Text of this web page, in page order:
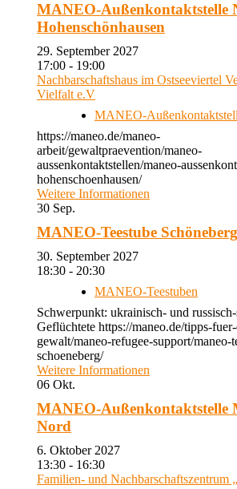
MANEO-Außenkontaktstelle
Hohenschönhausen
29. September 2027
17:00 - 19:00
Nachbarschaftshaus im Ostseeviertel
Vielfalt e.V
MANEO-
https://maneo.de/maneo-
arbeit/gewaltpraevention/maneo-
aussenkontaktstellen/maneo-
hohenschoenhausen/
Weitere Informationen
30 Sep.
MANEO-Teestube Schöneberg
30. September 2027
18:30 - 20:30
MANEO-Teestuben
Schwerpunkt: ukrainisch- und
Geflüchtete https://maneo.de/tipps-
gewalt/maneo-refugee-support/maneo-
schoeneberg/
Weitere Informationen
06 Okt.
MANEO-Außenkontaktstelle
Nord
6. Oktober 2027
13:30 - 16:30
Familien- und Nachbarschaftszentrum